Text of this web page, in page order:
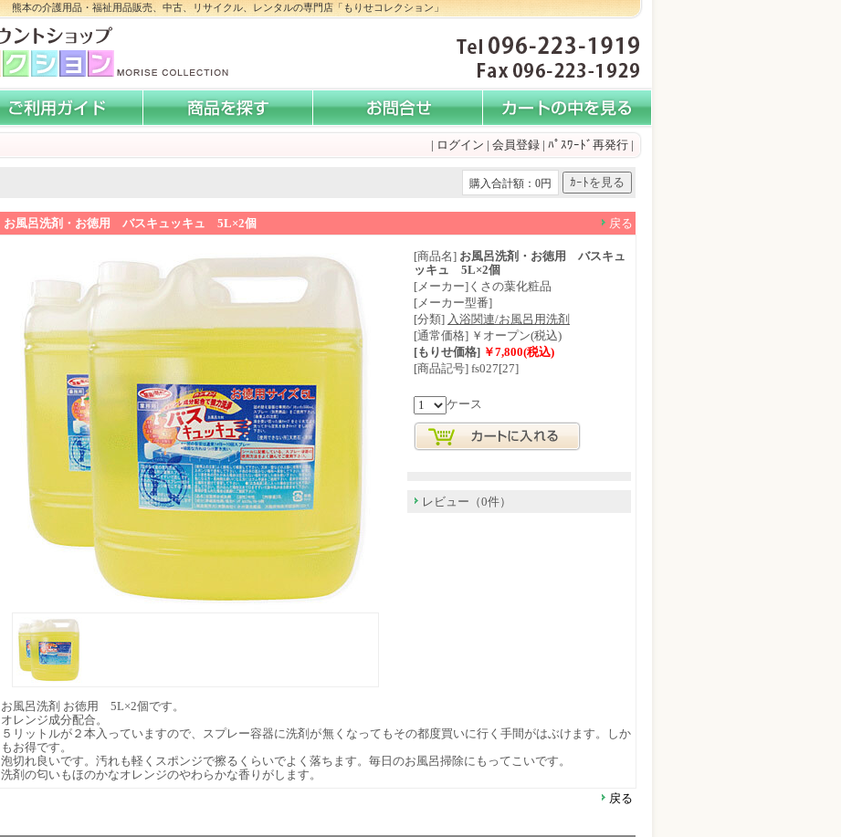
熊本の介護用品・福祉用品販売、中古、リサイクル、レンタルの専門店「もりせコレクション」
| ログイン | 会員登録 | ﾊﾟｽﾜｰﾄﾞ再発行 |
購入合計額：0円
お風呂洗剤・お徳用 バスキュッキュ 5L×2個 戻る
[商品名] お風呂洗剤・お徳用 バスキュ
ッキュ 5L×2個
[メーカー]くさの葉化粧品
[メーカー型番]
[分類] 入浴関連/お風呂用洗剤
[通常価格] ￥オープン(税込)
[もりせ価格] ￥7,800(税込)
[商品記号] fs027[27]
ケース
レビュー（0件）
お風呂洗剤 お徳用 5L×2個です。
オレンジ成分配合。
５リットルが２本入っていますので、スプレー容器に洗剤が無くなってもその都度買いに行く手間がはぶけます。しか
もお得です。
泡切れ良いです。汚れも軽くスポンジで擦るくらいでよく落ちます。毎日のお風呂掃除にもってこいです。
洗剤の匂いもほのかなオレンジのやわらかな香りがします。
戻る